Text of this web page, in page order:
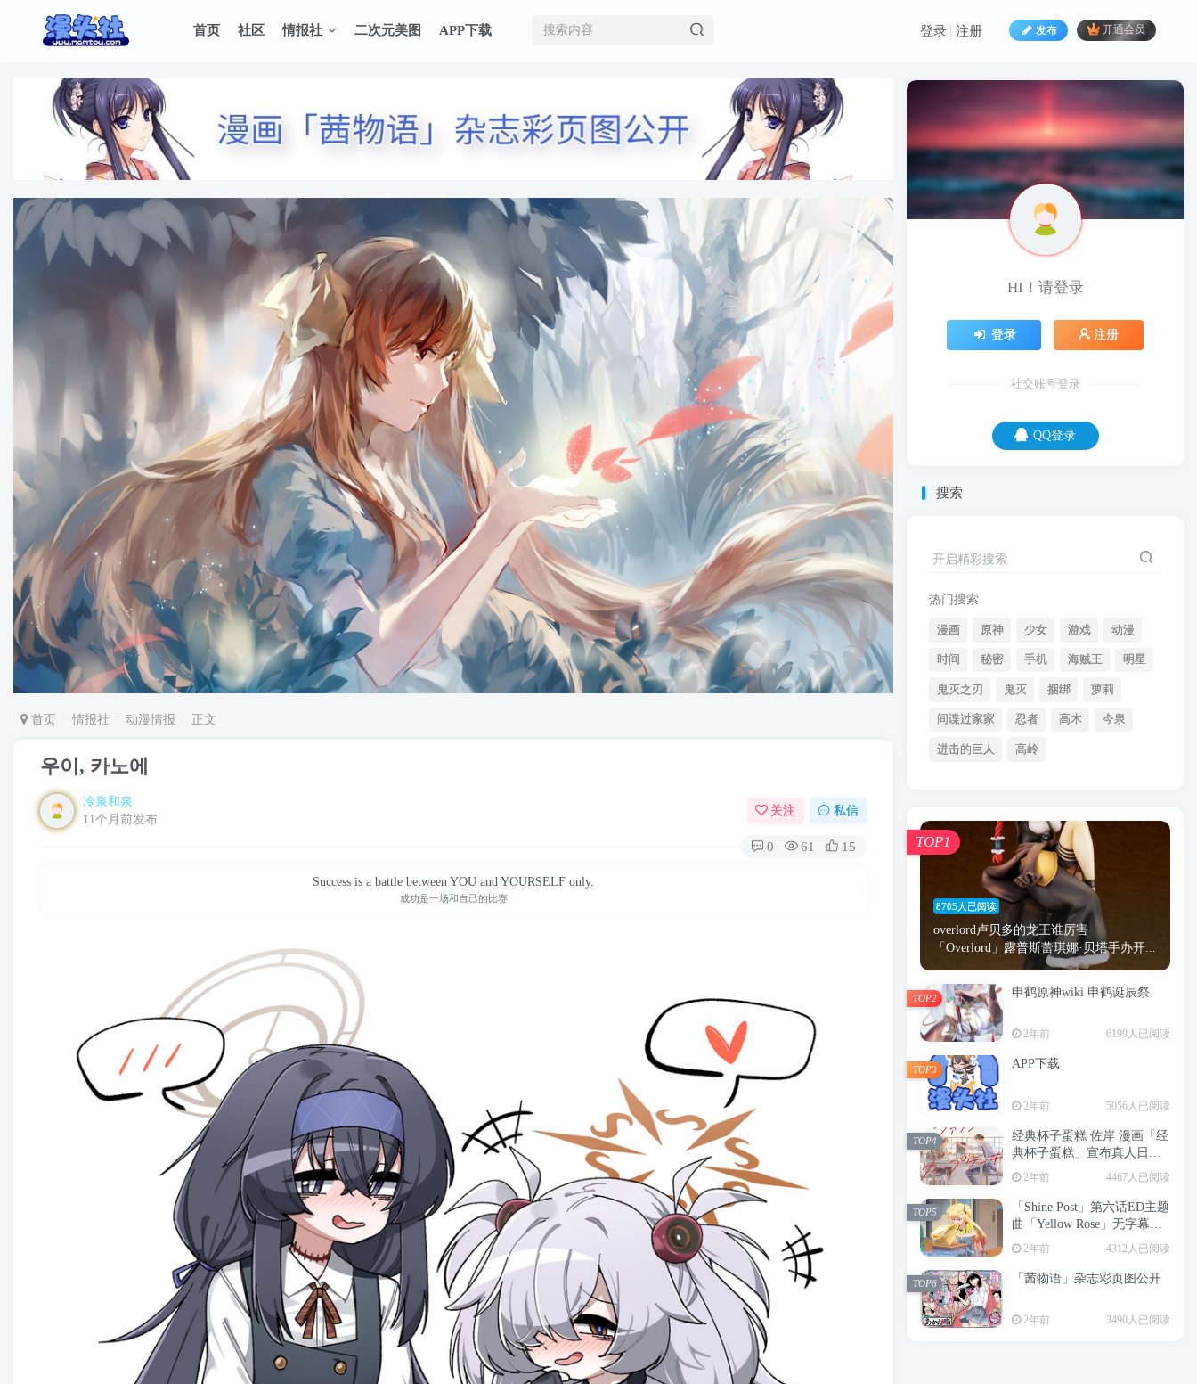
首页 社区 情报社 二次元美图 APP下载 发布 开通会员
登录 注册
首页 情报社 动漫情报 正文
우이, 카노에
冷泉和泉
11个月前发布
关注 私信
0 61 15
Success is a battle between YOU and YOURSELF only.
成功是一场和自己的比赛
HI！请登录
登录 注册
社交账号登录
QQ登录
搜索
开启精彩搜索
热门搜索
漫画 原神 少女 游戏 动漫
时间 秘密 手机 海贼王 明星
鬼灭之刃 鬼灭 捆绑 萝莉
间谍过家家 忍者 高木 今泉
进击的巨人 高岭
8705人已阅读
overlord卢贝多的龙王谁厉害
「Overlord」露普斯蕾琪娜·贝塔手办开...
TOP1
申鹤原神wiki 申鹤诞辰祭
2年前 6199人已阅读
TOP2
APP下载
2年前 5056人已阅读
TOP3
经典杯子蛋糕 佐岸 漫画「经
典杯子蛋糕」宣布真人日剧
化
2年前 4467人已阅读
TOP4
「Shine Post」第六话ED主题
曲「Yellow Rose」无字幕MV
公开
2年前 4312人已阅读
TOP5
「茜物语」杂志彩页图公开
2年前 3490人已阅读
TOP6
HI！请登录
登录 注册
社交账号登录
QQ登录
2019年的不顺，终于结束了，2020年的坎
时间 秘密 手机 海贼王
鬼灭 捆绑 萝莉
间谍过家家 忍者 高木
进击的巨人 高岭
8705人已阅读
overlord卢贝多的龙王谁厉害
「Overlord」露普斯蕾琪娜·贝塔手办开...
TOP1
申鹤原神wiki 申鹤诞辰祭
2年前 6199人已阅读
TOP2
APP下载
2年前 5056人已阅读
TOP3
经典杯子蛋糕 佐岸 漫画「经
典杯子蛋糕」宣布真人日剧
TOP4